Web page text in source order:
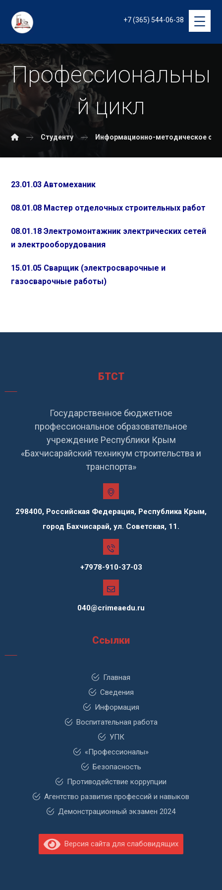
+7 (365) 544-06-38
Профессиональны
й цикл
Студенту Информационно-методическое
23.01.03 Автомеханик
08.01.08 Мастер отделочных строительных работ
08.01.18 Электромонтажник электрических сетей
и электрооборудования
15.01.05 Сварщик (электросварочные и
газосварочные работы)
БТСТ
Государственное бюджетное
профессиональное образовательное
учреждение Республики Крым
«Бахчисарайский техникум строительства и
транспорта»
298400, Российская Федерация, Республика Крым,
город Бахчисарай, ул. Советская, 11.
+7978-910-37-03
040@crimeaedu.ru
Ссылки
Главная
Сведения
Информация
Воспитательная работа
УПК
«Профессионалы»
Безопасность
Противодействие коррупции
Агентство развития профессий и навыков
Демонстрационный экзамен 2024
Версия сайта для слабовидящих